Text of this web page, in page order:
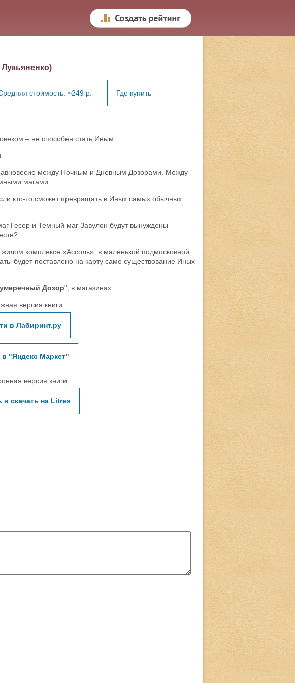
стоимость: ~249 р. Где купить
– не способен стать Иным.
между Ночным и Дневным Дозорами. Между
магами.
кто-то сможет превращать в Иных самых обычных
Гесер и Темный маг Завулон будут вынуждены
комплексе «Ассоль», в маленькой подмосковной
будет поставлено на карту само существование Иных
Дозор", в магазинах:
версия книги:
в Лабиринт.ру
в "Яндекс Маркет"
версия книги:
и скачать на Litres